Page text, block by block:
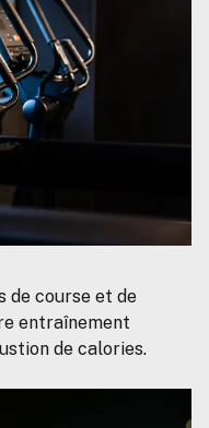
de course et de
entraînement
de calories.